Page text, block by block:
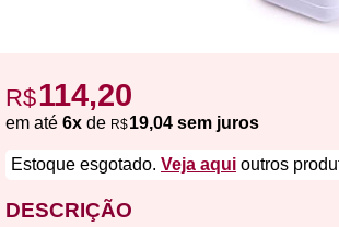
R$114,20
em até 6x de R$19,04 sem juros
Estoque esgotado. Veja aqui outros
DESCRIÇÃO